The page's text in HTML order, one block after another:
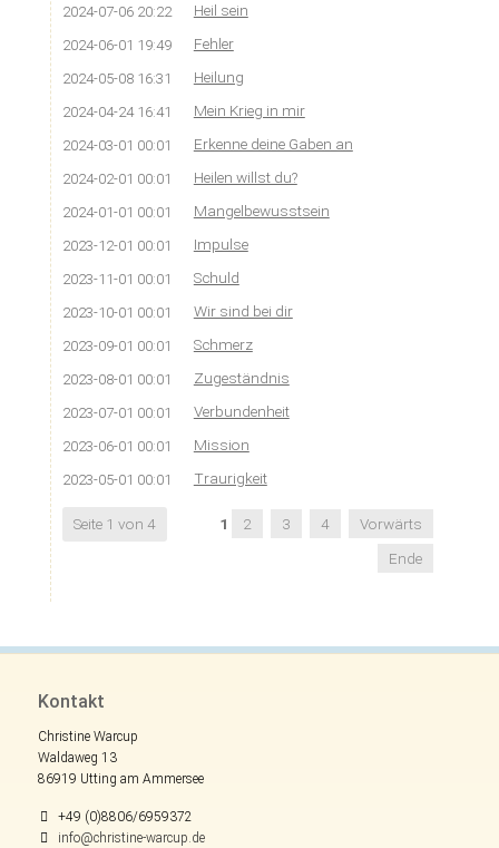
2024-07-06 20:22 Heil sein
2024-06-01 19:49 Fehler
2024-05-08 16:31 Heilung
2024-04-24 16:41 Mein Krieg in mir
2024-03-01 00:01 Erkenne deine Gaben an
2024-02-01 00:01 Heilen willst du?
2024-01-01 00:01 Mangelbewusstsein
2023-12-01 00:01 Impulse
2023-11-01 00:01 Schuld
2023-10-01 00:01 Wir sind bei dir
2023-09-01 00:01 Schmerz
2023-08-01 00:01 Zugeständnis
2023-07-01 00:01 Verbundenheit
2023-06-01 00:01 Mission
2023-05-01 00:01 Traurigkeit
Seite 1 von 4 1 2 3 4
Vorwärts
Ende
Kontakt
Christine Warcup
Waldaweg 13
86919 Utting am Ammersee
+49 (0)8806/6959372
info@christine-warcup.de